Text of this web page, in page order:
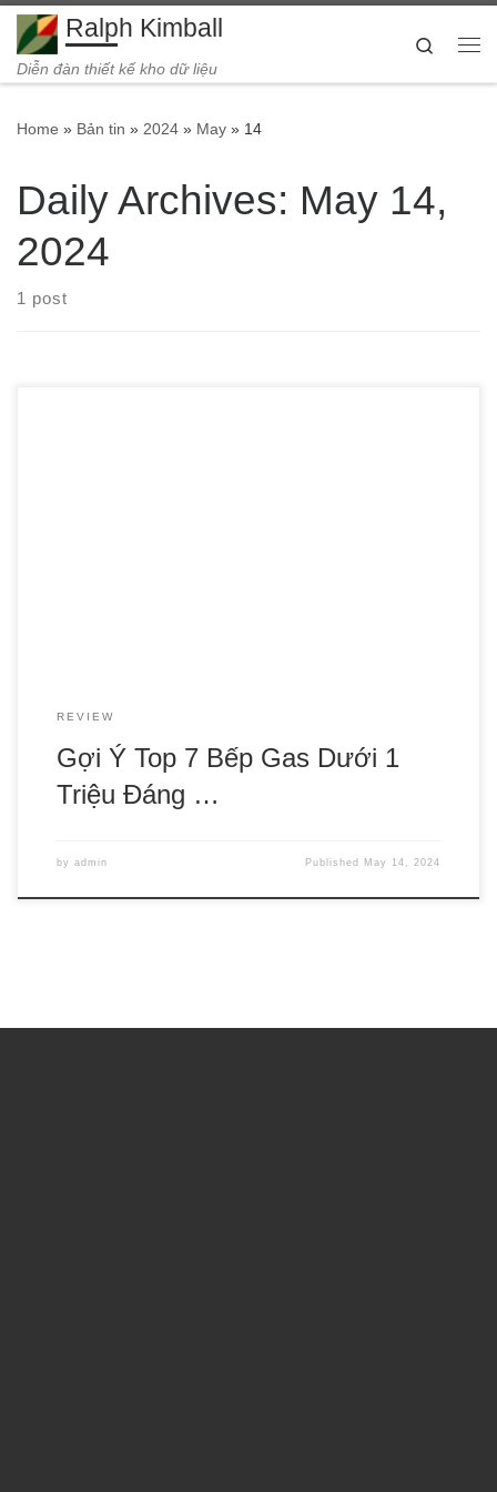
Skip to content
Ralph Kimball
Diễn đàn thiết kế kho dữ liệu
Search
Home » Bản tin » 2024 » May » 14
Daily Archives: May 14,
2024
1 post
REVIEW
Gợi Ý Top 7 Bếp Gas Dưới 1
Triệu Đáng …
by admin Published May 14, 2024